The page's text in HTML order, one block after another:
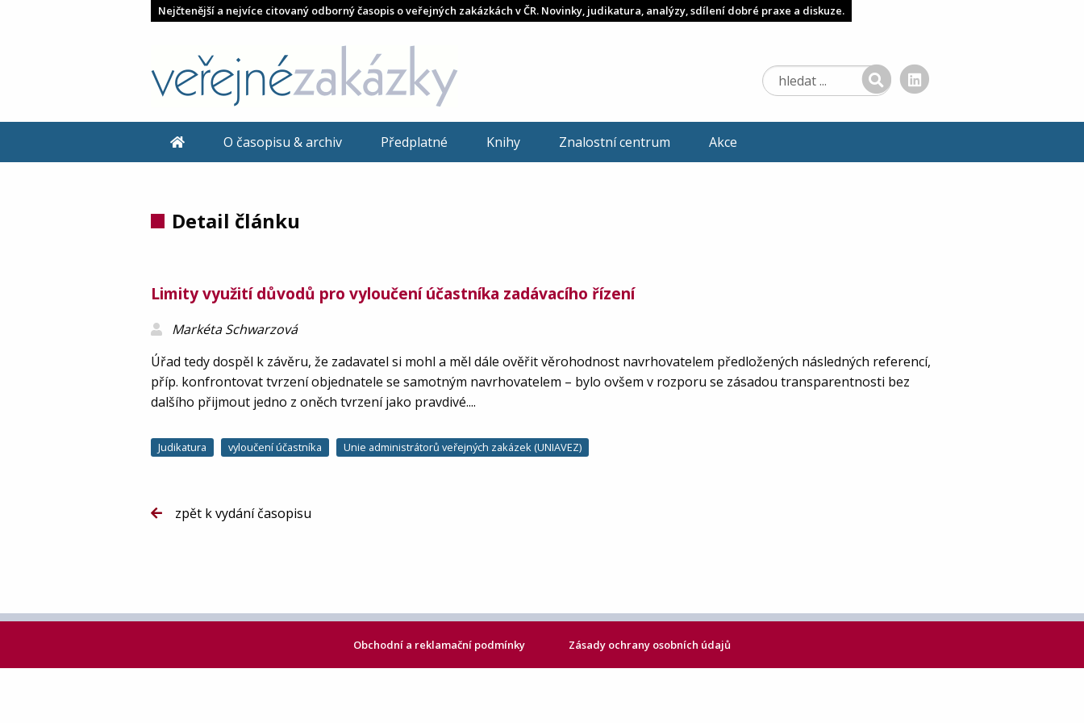
Nejčtenější a nejvíce citovaný odborný časopis o veřejných zakázkách v ČR. Novinky, judikatura, analýzy, sdílení dobré praxe a diskuze.
O časopisu & archiv Předplatné Knihy Znalostní centrum Akce
Detail článku
Limity využití důvodů pro vyloučení účastníka zadávacího řízení
Markéta Schwarzová
Úřad tedy dospěl k závěru, že zadavatel si mohl a měl dále ověřit věrohodnost navrhovatelem předložených následných referencí,
příp. konfrontovat tvrzení objednatele se samotným navrhovatelem – bylo ovšem v rozporu se zásadou transparentnosti bez
dalšího přijmout jedno z oněch tvrzení jako pravdivé....
Judikatura vyloučení účastníka Unie administrátorů veřejných zakázek (UNIAVEZ)
zpět k vydání časopisu
Obchodní a reklamační podmínky Zásady ochrany osobních údajů